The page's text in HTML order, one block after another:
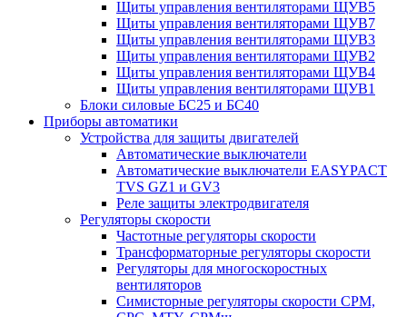
Щиты управления вентиляторами ЩУВ5
Щиты управления вентиляторами ЩУВ7
Щиты управления вентиляторами ЩУВ3
Щиты управления вентиляторами ЩУВ2
Щиты управления вентиляторами ЩУВ4
Щиты управления вентиляторами ЩУВ1
Блоки силовые БС25 и БС40
Приборы автоматики
Устройства для защиты двигателей
Автоматические выключатели
Автоматические выключатели EASYPACT
TVS GZ1 и GV3
Реле защиты электродвигателя
Регуляторы скорости
Частотные регуляторы скорости
Трансформаторные регуляторы скорости
Регуляторы для многоскоростных
вентиляторов
Симисторные регуляторы скорости СРМ,